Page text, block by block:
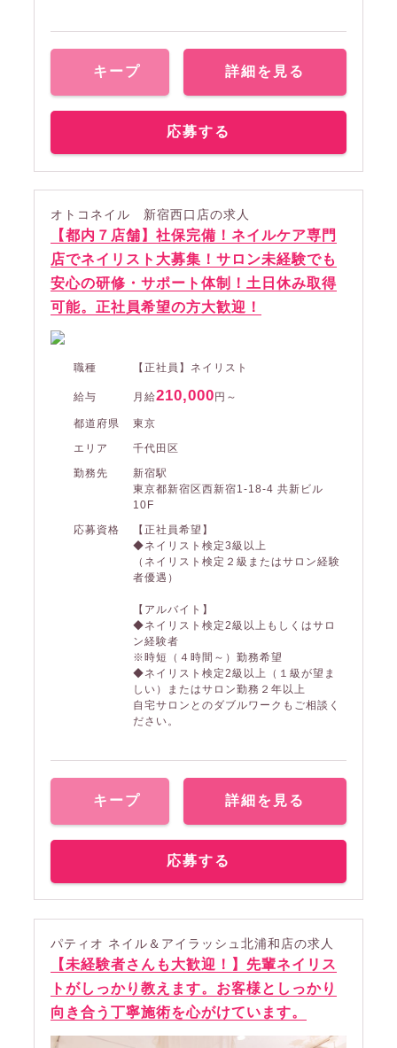
キープ 詳細を見る
応募する
オトコネイル 新宿西口店の求人
【都内７店舗】社保完備！ネイルケア専門
店でネイリスト大募集！サロン未経験でも
安心の研修・サポート体制！土日休み取得
可能。正社員希望の方大歓迎！
職種 【正社員】ネイリスト
給与 月給210,000円～
都道府県
東京
エリア
千代田区
勤務先
新宿駅
東京都新宿区西新宿1-18-4 共新ビル
10F
応募資格
【正社員希望】
◆ネイリスト検定3級以上
（ネイリスト検定２級またはサロン経験
者優遇）
【アルバイト】
◆ネイリスト検定2級以上もしくはサロ
ン経験者
※時短（４時間～）勤務希望
◆ネイリスト検定2級以上（１級が望ま
しい）またはサロン勤務２年以上
自宅サロンとのダブルワークもご相談く
ださい。
キープ 詳細を見る
応募する
パティオ ネイル＆アイラッシュ北浦和店の求人
【未経験者さんも大歓迎！】先輩ネイリス
トがしっかり教えます。お客様としっかり
向き合う丁寧施術を心がけています。